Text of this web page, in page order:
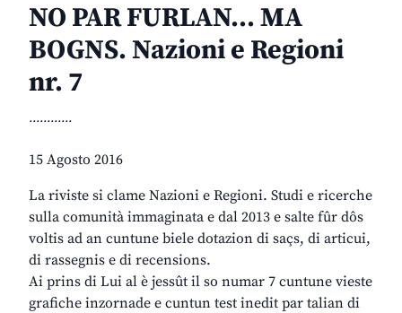
NO PAR FURLAN… MA
BOGNS. Nazioni e Regioni
nr. 7
............
15 Agosto 2016
La riviste si clame Nazioni e Regioni. Studi e ricerche
sulla comunità immaginata e dal 2013 e salte fûr dôs
voltis ad an cuntune biele dotazion di saçs, di articui,
di rassegnis e di recensions.
Ai prins di Lui al è jessût il so numar 7 cuntune vieste
grafiche inzornade e cuntun test inedit par talian di